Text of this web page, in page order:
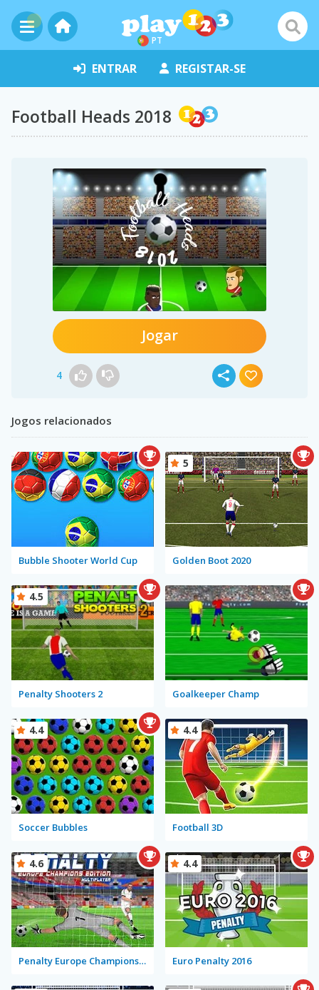
PT
ENTRAR REGISTAR-SE
Football Heads 2018
Jogar
4
Jogos relacionados
Bubble Shooter World Cup Golden Boot 2020
5
Penalty Shooters 2
4.5
Goalkeeper Champ
Soccer Bubbles
4.4
Football 3D
4.4
Penalty Europe Champions Edition Multiplayer
4.6
Euro Penalty 2016
4.4